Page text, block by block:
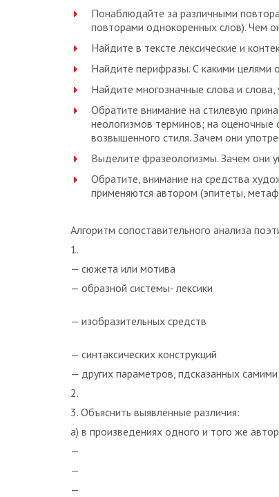
Понаблюдайте за различными
повторами однокоренных слов). Чем
Найдите в тексте лексические и
Найдите перифразы. С какими целями
Найдите многозначные слова и
Обратите внимание на стилевую
неологизмов терминов; на оценочные
возвышенного стиля. Зачем они
Выделите фразеологизмы. Зачем они
Обратите, внимание на средства
применяются автором (эпитеты,
Алгоритм сопоставительного анализа
1.
— сюжета или мотива
— образной системы- лексики
— изобразительных средств
— синтаксических конструкций
— других параметров, пдсказанных
2.
3. Объяснить выявленные различия:
а) в произведениях одного и того же
—
—
—